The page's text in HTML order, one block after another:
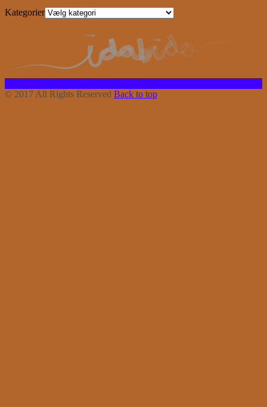
Kategorier
© 2017 All Rights Reserved Back to top